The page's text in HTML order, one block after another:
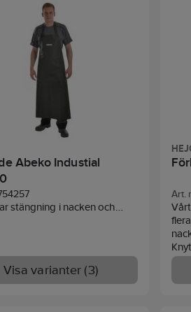
Abeko Industial
stängning i nacken och
i midjan. Förstärkning på
Färg: Olivgrön (0202), vit
(0303). Också lämplig
fishing och work.
Yttermaterial: 300 g/m2,
30% Polyurethane.
Visa varianter (3)
Art.
89